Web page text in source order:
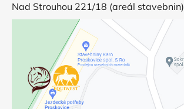
Nad Strouhou 221/18 (areál stavebnin)